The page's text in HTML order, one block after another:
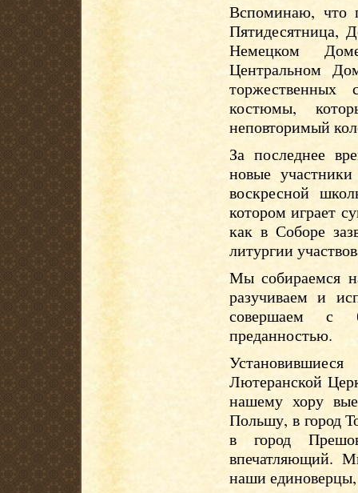
Вспоминаю, что
Пятидесятница,
Немецком
Центральном
торжественных
костюмы,
неповторимый
За последнее
новые
воскресной
котором играет
как в Соборе
литургии
Мы собираемся
разучиваем и
совершаем с
преданностью.
Лютеранской
нашему хору
Польшу, в город
в город
впечатляющий.
наши единоверцы,